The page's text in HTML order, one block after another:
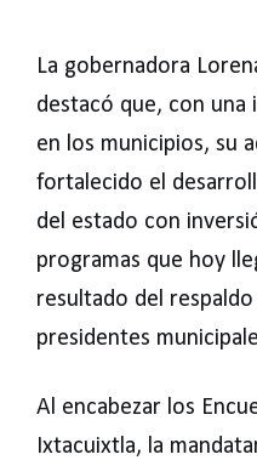
La gobernadora
destacó que, con una
en los municipios, su
fortalecido el
del estado con
programas que hoy
resultado del
presidentes
Al encabezar los
Ixtacuixtla, la